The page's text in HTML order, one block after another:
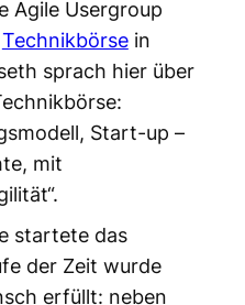
Agile Usergroup
Technikbörsein
sprach hier über
Start-up –
mit
startete das
der Zeit wurde
erfüllt: neben